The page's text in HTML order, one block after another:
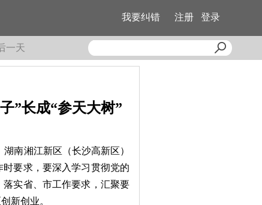
我要纠错 注册 登录
一天
”长成“参天大树”
南湘江新区（长沙高新区）
要求，要深入学习贯彻党的
实省、市工作要求，汇聚要
新创业。